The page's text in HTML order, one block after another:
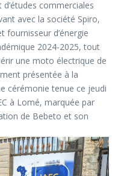
d’études commerciales
avec la société Spiro,
d’énergie
2024-2025, tout
une moto électrique de
présentée à la
cérémonie tenue ce jeudi
à Lomé, marquée par
de Bebeto et son